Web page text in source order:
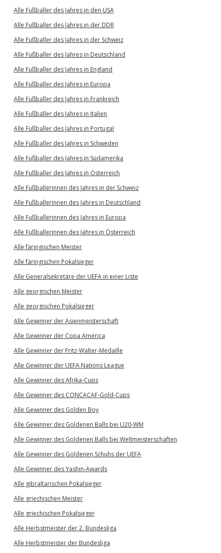
Alle Fußballer des Jahres in den USA
Alle Fußballer des Jahres in der DDR
Alle Fußballer des Jahres in der Schweiz
Alle Fußballer des Jahres in Deutschland
Alle Fußballer des Jahres in England
Alle Fußballer des Jahres in Europa
Alle Fußballer des Jahres in Frankreich
Alle Fußballer des Jahres in Italien
Alle Fußballer des Jahres in Portugal
Alle Fußballer des Jahres in Schweden
Alle Fußballer des Jahres in Südamerika
Alle Fußballer des Jahres in Österreich
Alle Fußballerinnen des Jahres in der Schweiz
Alle Fußballerinnen des Jahres in Deutschland
Alle Fußballerinnen des Jahres in Europa
Alle Fußballerinnen des Jahres in Österreich
Alle färingischen Meister
Alle färingischen Pokalsieger
Alle Generalsekretäre der UEFA in einer Liste
Alle georgischen Meister
Alle georgischen Pokalsieger
Alle Gewinner der Asienmeisterschaft
Alle Gewinner der Copa America
Alle Gewinner der Fritz-Walter-Medaille
Alle Gewinner der UEFA Nations League
Alle Gewinner des Afrika-Cups
Alle Gewinner des CONCACAF-Gold-Cups
Alle Gewinner des Golden Boy
Alle Gewinner des Goldenen Balls bei U20-WM
Alle Gewinner des Goldenen Balls bei Weltmeisterschaften
Alle Gewinner des Goldenen Schuhs der UEFA
Alle Gewinner des Yashin-Awards
Alle gibraltarischen Pokalsieger
Alle griechischen Meister
Alle griechischen Pokalsieger
Alle Herbstmeister der 2. Bundesliga
Alle Herbstmeister der Bundesliga